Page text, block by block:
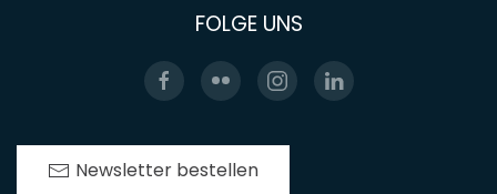
FOLGE UNS
Newsletter bestellen